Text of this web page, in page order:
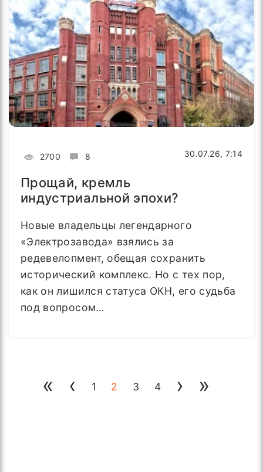
2700 8 30.07.26, 7:14
Прощай, кремль
индустриальной эпохи?
Новые владельцы легендарного
«Электрозавода» взялись за
редевелопмент, обещая сохранить
исторический комплекс. Но с тех пор,
как он лишился статуса ОКН, его судьба
под вопросом…
« ‹ 1 2 3 4 › »